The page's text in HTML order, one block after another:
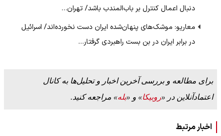
دنبال اعمال کنترل بر باب‌المندب باشد/ تهران…
معاریو: موشک‌های پنهان‌شده ایران دست نخورده‌اند/ اسرائیل
در برابر ایران در بن بست راهبردی گرفتار…
برای مطالعه و بررسی آخرین اخبار و تحلیل‌ها به کانال
اعتمادآنلاین در «روبیکا» و «بله» مراجعه کنید.
اخبار مرتبط